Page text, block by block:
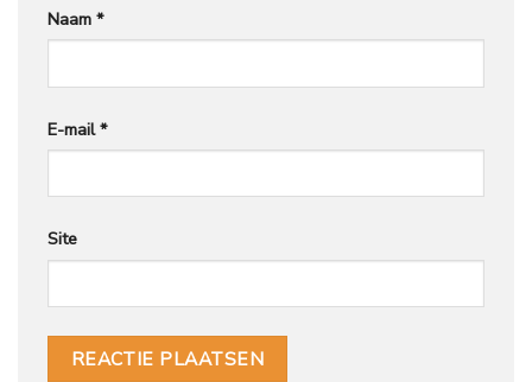
Naam *
E-mail*
Site